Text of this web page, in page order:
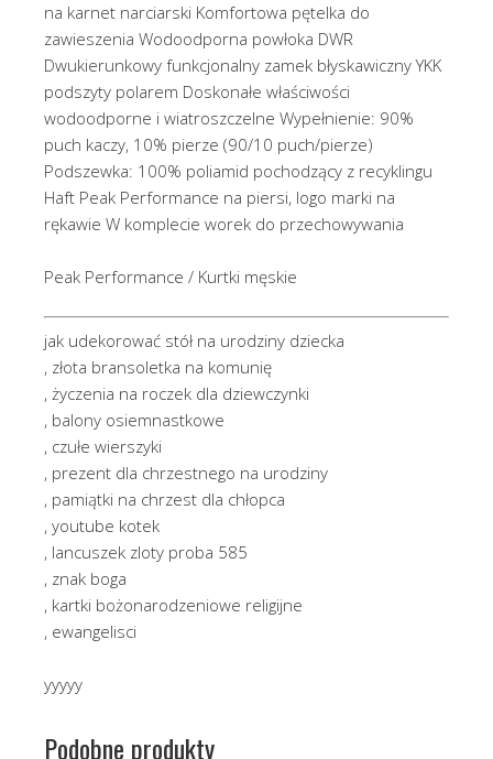
na karnet narciarski Komfortowa pętelka do
zawieszenia Wodoodporna powłoka DWR
Dwukierunkowy funkcjonalny zamek błyskawiczny YKK
podszyty polarem Doskonałe właściwości
wodoodporne i wiatroszczelne Wypełnienie: 90%
puch kaczy, 10% pierze (90/10 puch/pierze)
Podszewka: 100% poliamid pochodzący z recyklingu
Haft Peak Performance na piersi, logo marki na
rękawie W komplecie worek do przechowywania
Peak Performance / Kurtki męskie
jak udekorować stół na urodziny dziecka
, złota bransoletka na komunię
, życzenia na roczek dla dziewczynki
, balony osiemnastkowe
, czułe wierszyki
, prezent dla chrzestnego na urodziny
, pamiątki na chrzest dla chłopca
, youtube kotek
, lancuszek zloty proba 585
, znak boga
, kartki bożonarodzeniowe religijne
, ewangelisci
yyyyy
Podobne produkty